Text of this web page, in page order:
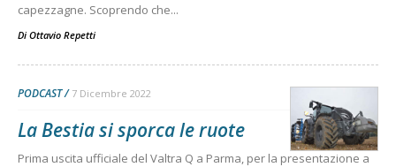
capezzagne. Scoprendo che...
Di Ottavio Repetti
PODCAST 7 Dicembre 2022
La Bestia si sporca le ruote
Prima uscita ufficiale del Valtra Q a Parma, per la presentazione a